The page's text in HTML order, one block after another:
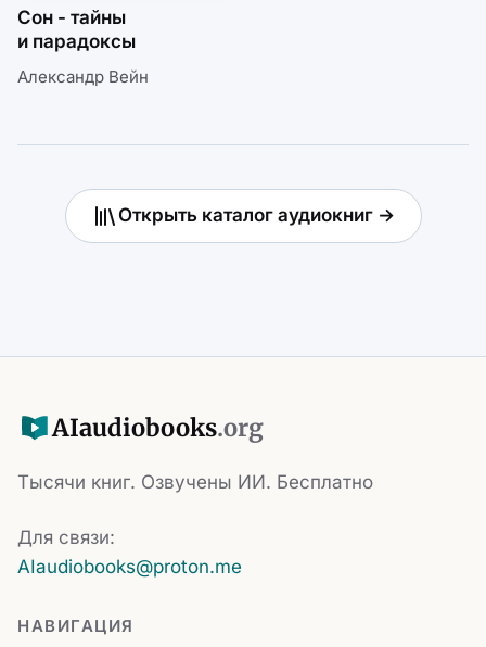
Сон - тайны
и парадоксы
Александр Вейн
Открыть каталог аудиокниг →
AIaudiobooks.org
Тысячи книг. Озвучены ИИ. Бесплатно
Для связи:
AIaudiobooks@proton.me
НАВИГАЦИЯ